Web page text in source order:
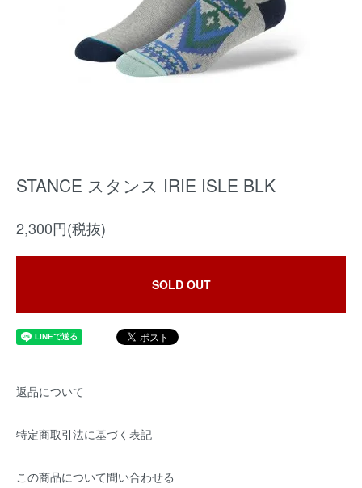
STANCE スタンス IRIE ISLE BLK
2,300円(税抜)
SOLD OUT
返品について
特定商取引法に基づく表記
この商品について問い合わせる